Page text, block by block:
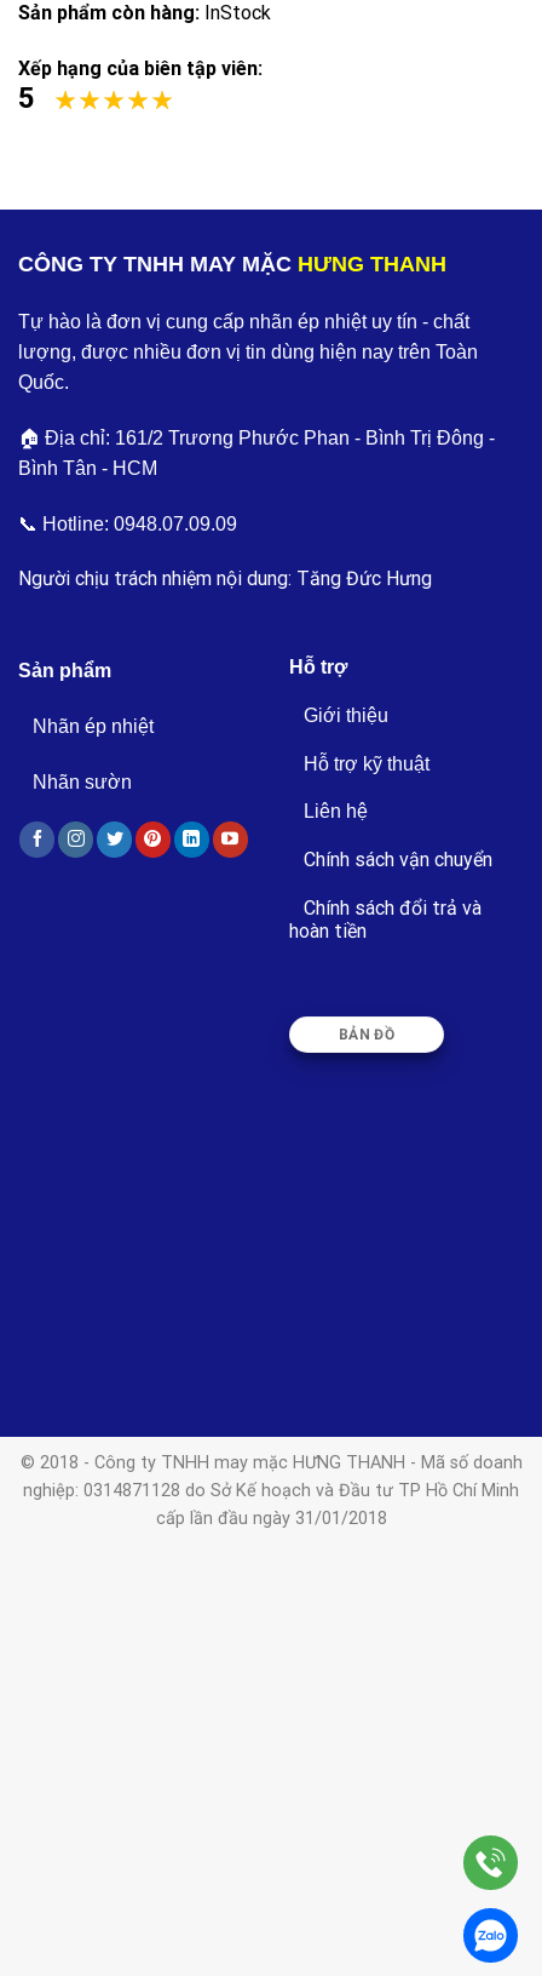
Sản phẩm còn hàng: InStock
Xếp hạng của biên tập viên:
5
CÔNG TY TNHH MAY MẶC HƯNG THANH
Tự hào là đơn vị cung cấp nhãn ép nhiệt uy tín - chất
lượng, được nhiều đơn vị tin dùng hiện nay trên Toàn
Quốc.
🏠 Địa chỉ: 161/2 Trương Phước Phan - Bình Trị Đông -
Bình Tân - HCM
📞 Hotline: 0948.07.09.09
Người chịu trách nhiệm nội dung: Tăng Đức Hưng
Sản phẩm
Nhãn ép nhiệt
Nhãn sườn
Hỗ trợ
Giới thiệu
Hỗ trợ kỹ thuật
Liên hệ
Chính sách vận chuyển
Chính sách đổi trả và
hoàn tiền
BẢN ĐỒ
© 2018 - Công ty TNHH may mặc HƯNG THANH - Mã số doanh
nghiệp: 0314871128 do Sở Kế hoạch và Đầu tư TP Hồ Chí Minh
cấp lần đầu ngày 31/01/2018